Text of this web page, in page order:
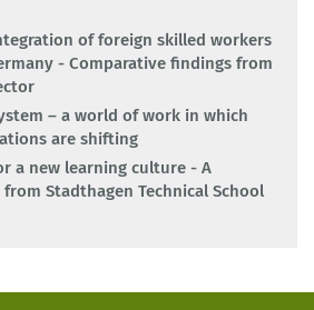
of foreign skilled workers
- Comparative findings from
– a world of work in which
are shifting
a new learning culture - A
Stadthagen Technical School